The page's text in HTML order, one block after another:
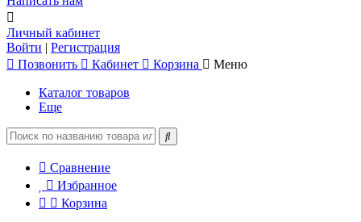
Личный кабинет
Войти | Регистрация
Позвонить
Кабинет Корзина Меню
Каталог товаров
Еще
Сравнение
Избранное
Корзина